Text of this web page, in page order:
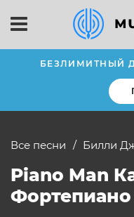
БЕЗЛИМИТНЫЙ
Все песни Билли
Piano Man